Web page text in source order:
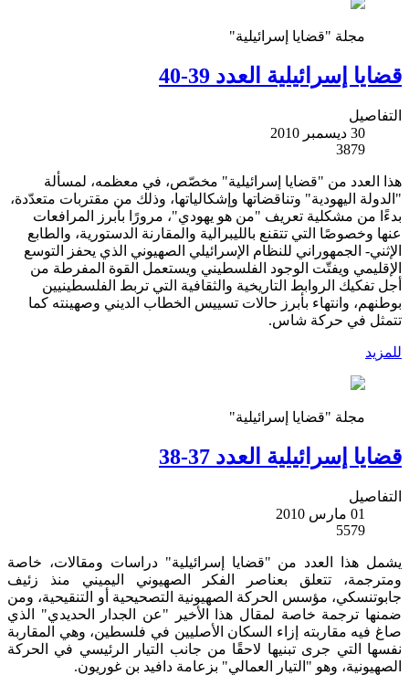
مجلة "قضايا إسرائيلية"
قضايا إسرائيلية العدد 39-40
التفاصيل
30 ديسمبر 2010
3879
هذا العدد من "قضايا إسرائيلية" مخصّص، في معظمه، لمسألة
"الدولة اليهودية" وتناقضاتها وإشكالياتها، وذلك من مقتربات متعدّدة،
بدءًا من مشكلية تعريف "من هو يهودي"، مرورًا بأبرز المرافعات
عنها وخصوصًا التي تتقنع بالليبرالية والمقارنة الدستورية، والطابع
الإثني- الجمهوراني للنظام الإسرائيلي الصهيوني الذي يحفز التوسع
الإقليمي ويفتّت الوجود الفلسطيني ويستعمل القوة المفرطة من
أجل تفكيك الروابط التاريخية والثقافية التي تربط الفلسطينيين
بوطنهم، وانتهاء بأبرز حالات تسييس الخطاب الديني وصهينته كما
تتمثل في حركة شاس.
للمزيد
مجلة "قضايا إسرائيلية"
قضايا إسرائيلية العدد 37-38
التفاصيل
01 مارس 2010
5579
يشمل هذا العدد من "قضايا إسرائيلية" دراسات ومقالات، خاصة
ومترجمة، تتعلق بعناصر الفكر الصهيوني اليميني منذ زئيف
جابوتنسكي، مؤسس الحركة الصهيونية التصحيحية أو التنقيحية، ومن
ضمنها ترجمة خاصة لمقال هذا الأخير "عن الجدار الحديدي" الذي
صاغ فيه مقاربته إزاء السكان الأصليين في فلسطين، وهي المقاربة
نفسها التي جرى تبنيها لاحقًا من جانب التيار الرئيسي في الحركة
الصهيونية، وهو "التيار العمالي" بزعامة دافيد بن غوريون.